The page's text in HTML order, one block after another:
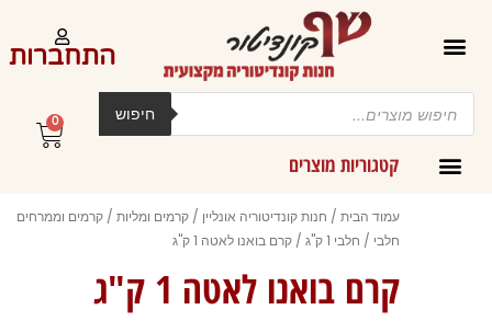
התחברות
Products
search
חיפוש
קטגוריות מוצרים
0
עגלת
קניות
עמוד הבית / חנות קונדיטוריה אונליין / קרמים ומליות / קרמים וממרחים
חלבי / חלבי 1 ק"ג / קרם בואנו לאטה 1 ק"ג
קרם בואנו לאטה 1 ק"ג